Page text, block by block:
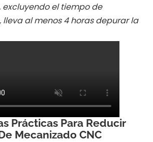
el tiempo de
al menos 4 horas depurar la
Prácticas Para Reducir
Mecanizado CNC